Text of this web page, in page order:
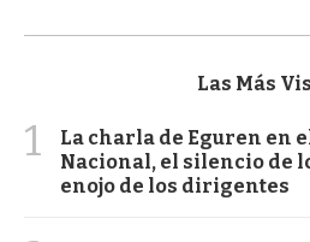
Las Más
1
La charla de Eguren en
Nacional, el silencio de
enojo de los dirigentes